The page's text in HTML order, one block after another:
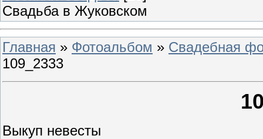
Свадьба в Жуковском
Главная » Фотоальбом » Свадебная
109_2333
Выкуп невесты